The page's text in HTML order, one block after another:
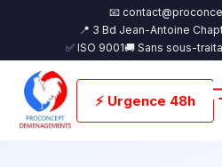
📧
📍 3 Bd Jean-Antoine
✅ ISO 9001🚚 Sans sous-
⚡ Urgence 48h